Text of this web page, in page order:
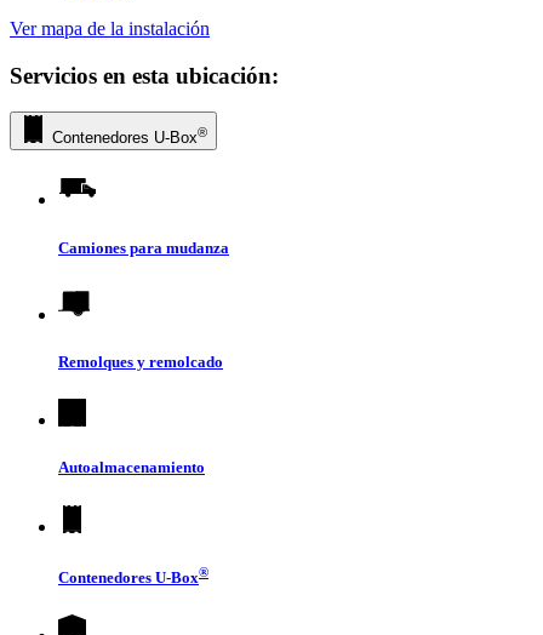
Ver mapa de la instalación
Servicios en esta ubicación:
Contenedores U-Box®
Camiones para mudanza
Remolques y remolcado
Autoalmacenamiento
Contenedores U-Box®